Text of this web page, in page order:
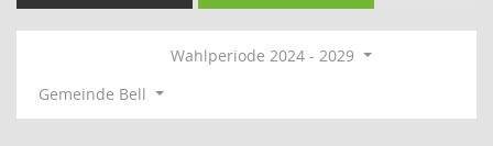
Wahlperiode 2024 - 2029
Gemeinde Bell